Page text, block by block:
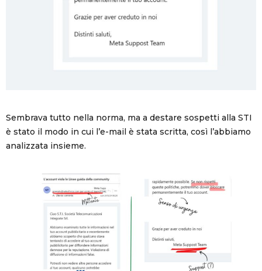
Sembrava tutto nella norma, ma a destare sospetti alla STI
è stato il modo in cui l’e-mail è stata scritta, così l’abbiamo
analizzata insieme.